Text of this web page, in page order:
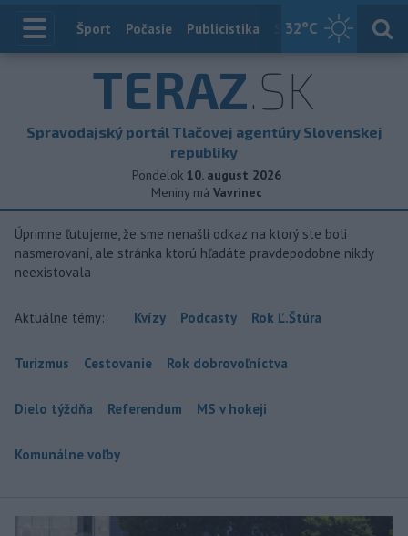
32°C
Index
Šport Počasie Publicistika Slovensko
TERAZ.SK
Spravodajský portál Tlačovej agentúry Slovenskej
republiky
Pondelok 10. august 2026
Meniny má Vavrinec
Úprimne ľutujeme, že sme nenašli odkaz na ktorý ste boli
nasmerovaní, ale stránka ktorú hľadáte pravdepodobne nikdy
neexistovala
Aktuálne témy: Kvízy Podcasty Rok Ľ.Štúra
Turizmus Cestovanie Rok dobrovoľníctva
Dielo týždňa Referendum MS v hokeji
Komunálne voľby